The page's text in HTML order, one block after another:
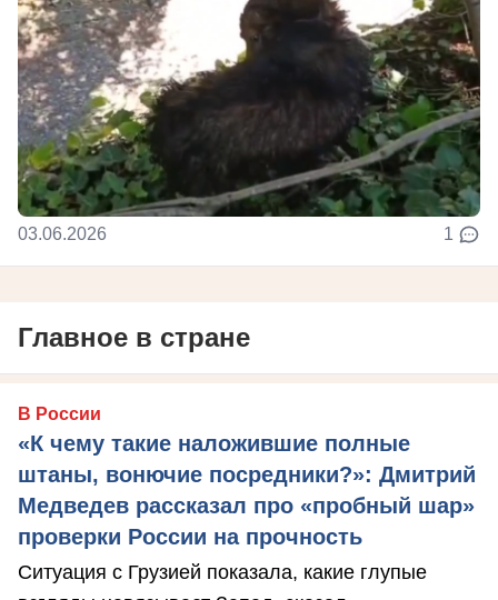
03.06.2026 1
Главное в стране
В России
«К чему такие наложившие полные
штаны, вонючие посредники?»: Дмитрий
Медведев рассказал про «пробный шар»
проверки России на прочность
Ситуация с Грузией показала, какие глупые